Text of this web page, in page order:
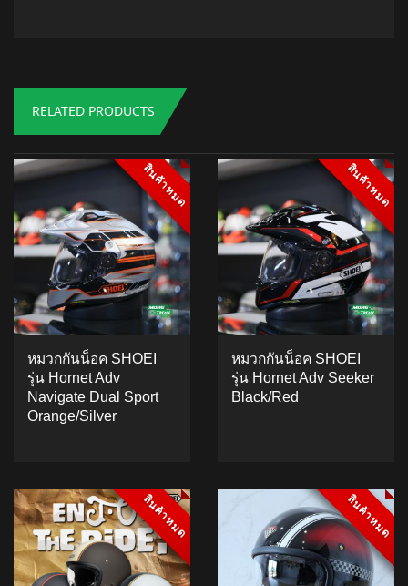
RELATED PRODUCTS
สินค้าหมด
สินค้าหมด
หมวกกันน็อค SHOEI
รุ่น Hornet Adv
Navigate Dual Sport
Orange/Silver
สินค้าหมด
สินค้าหมด
หมวกกันน็อค SHOEI
รุ่น Hornet Adv Seeker
Black/Red
สินค้าหมด
สินค้าหมด สินค้าหมด
สินค้าหมด